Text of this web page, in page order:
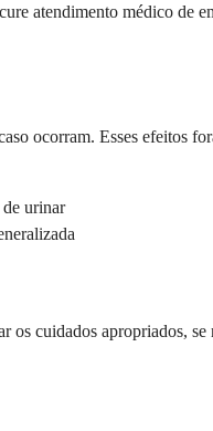
atendimento médico de
ocorram. Esses efeitos
urinar
os cuidados apropriados, se